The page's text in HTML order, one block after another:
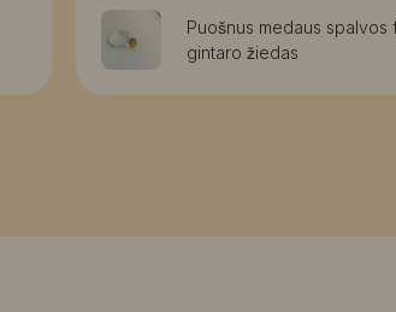
Puošnus medaus spalvos
gintaro žiedas